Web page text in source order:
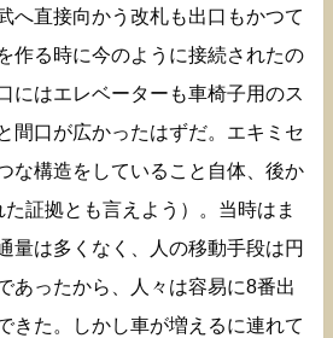
へ直接向かう改札も出口もかつて
作る時に今のように接続されたの
にはエレベーターも車椅子用のス
間口が広かったはずだ。エキミセ
な構造をしていること自体、後か
証拠とも言えよう）。当時はま
量は多くなく、人の移動手段は円
あったから、人々は容易に8番出
きた。しかし車が増えるに連れて